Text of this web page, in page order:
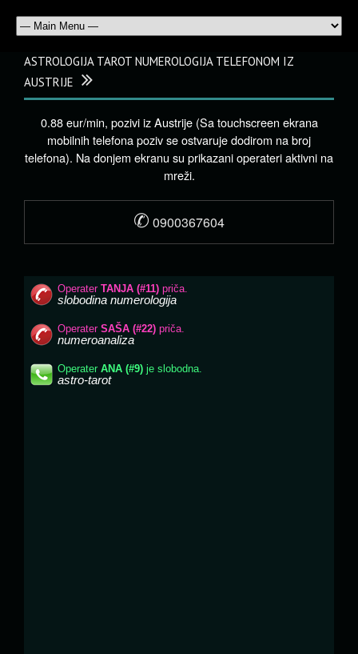
ASTROLOGIJA TAROT NUMEROLOGIJA TELEFONOM IZ
AUSTRIJE
0.88 eur/min, pozivi iz Austrije (Sa touchscreen ekrana
mobilnih telefona poziv se ostvaruje dodirom na broj
telefona). Na donjem ekranu su prikazani operateri aktivni na
mreži.
✆ 0900367604